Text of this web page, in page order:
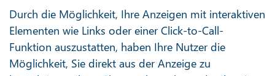
Durch die Möglichkeit, Ihre Anzeigen mit interaktiven
Elementen wie Links oder einer Click-to-Call-
Funktion auszustatten, haben Ihre Nutzer die
Möglichkeit, Sie direkt aus der Anzeige zu